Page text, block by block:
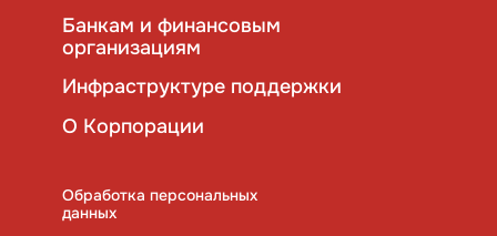
Банкам и финансовым
организациям
Инфраструктуре поддержки
О Корпорации
Обработка персональных
данных